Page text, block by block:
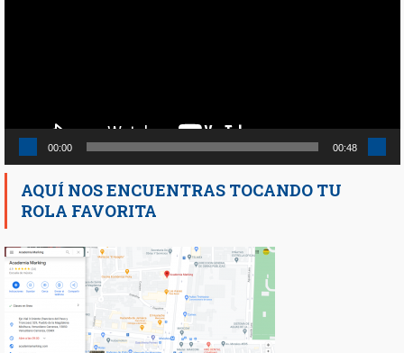
00:00 00:48
AQUÍ NOS ENCUENTRAS TOCANDO TU
ROLA FAVORITA